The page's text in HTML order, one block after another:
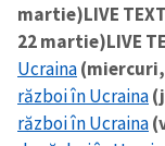
martie)LIVE
22 martie)LIVE
Ucraina
război în Ucraina
război în Ucraina